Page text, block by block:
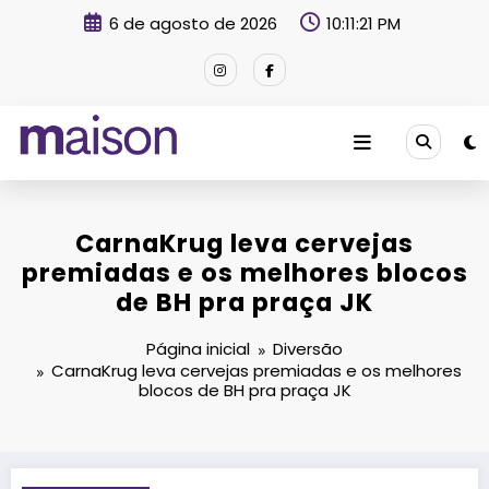
6 de agosto de 2026 10:11:22 PM
Revista Maison
CarnaKrug leva cervejas
premiadas e os melhores blocos
de BH pra praça JK
Página inicial
Diversão
CarnaKrug leva cervejas premiadas e os melhores
blocos de BH pra praça JK